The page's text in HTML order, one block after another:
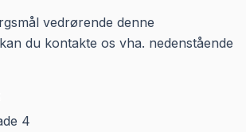
vedrørende denne
du kontakte os vha. nedenstående
4